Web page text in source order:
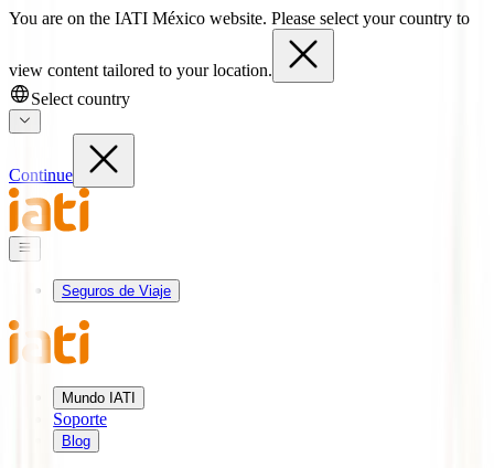
You are on the IATI México website. Please select your country to
view content tailored to your location.
Select country
Continue
Seguros de Viaje
Mundo IATI
Soporte
Blog